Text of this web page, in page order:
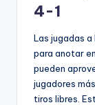
4-1
Las jugadas
para anotar
pueden
jugadores
tiros libres.